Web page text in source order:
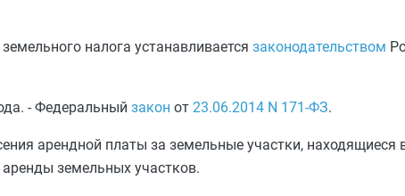
налога устанавливается законодательством
- Федеральный закон от 23.06.2014 N 171-ФЗ.
арендной платы за земельные участки, находящиеся
земельных участков.